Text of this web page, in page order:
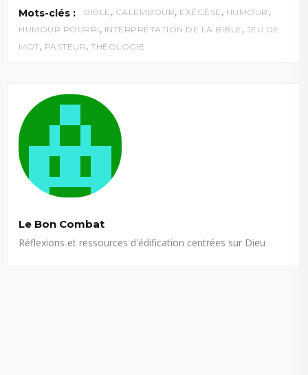
Mots-clés : BIBLE , CALEMBOUR, EXÉGÈSE , HUMOUR ,
HUMOUR POURRI , INTERPRÉTATION DE LA BIBLE , JEU DE
MOT, PASTEUR,THÉOLOGIE
Le Bon Combat
Réflexions et ressources d'édification centrées sur Dieu